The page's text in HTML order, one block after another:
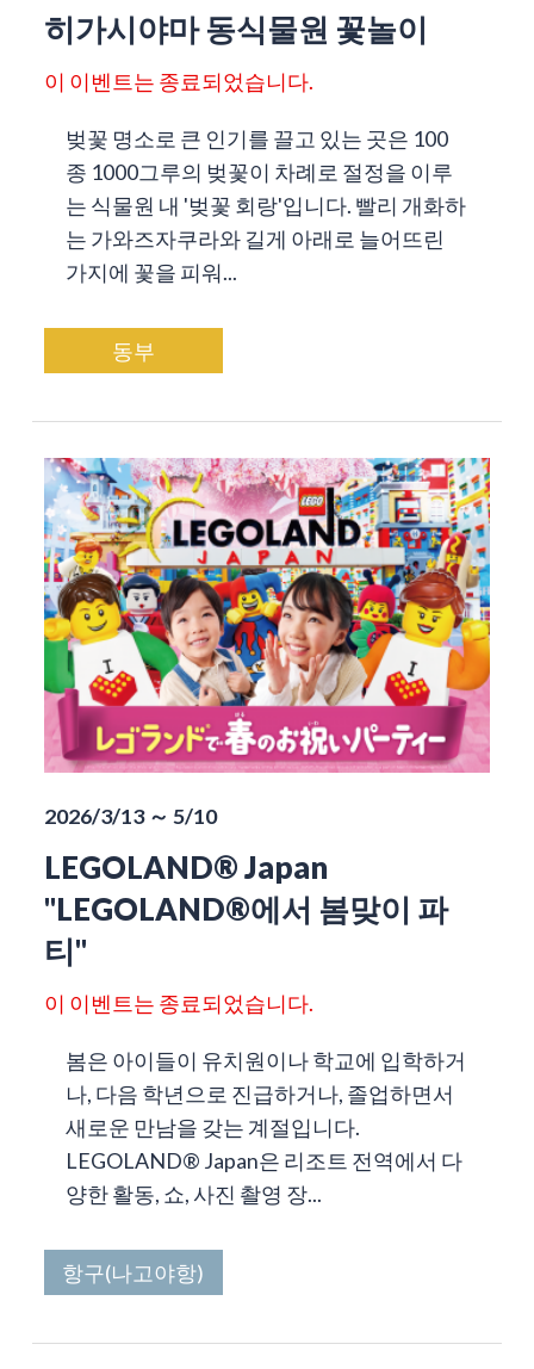
히가시야마 동식물원 꽃놀이
이 이벤트는 종료되었습니다.
벚꽃 명소로 큰 인기를 끌고 있는 곳은 100
종 1000그루의 벚꽃이 차례로 절정을 이루
는 식물원 내 '벚꽃 회랑'입니다. 빨리 개화하
는 가와즈자쿠라와 길게 아래로 늘어뜨린
가지에 꽃을 피워...
동부
2026/3/13 ～ 5/10
LEGOLAND® Japan
"LEGOLAND®에서 봄맞이 파
티"
이 이벤트는 종료되었습니다.
봄은 아이들이 유치원이나 학교에 입학하거
나, 다음 학년으로 진급하거나, 졸업하면서
새로운 만남을 갖는 계절입니다.
LEGOLAND® Japan은 리조트 전역에서 다
양한 활동, 쇼, 사진 촬영 장...
항구(나고야항)